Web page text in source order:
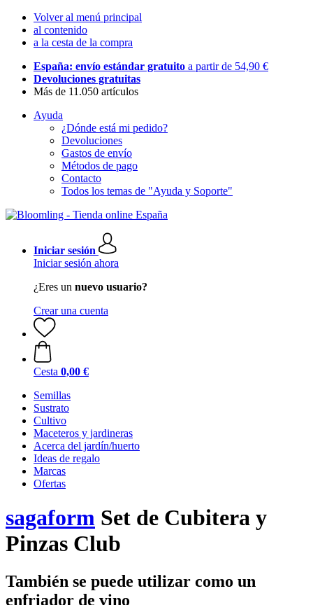
Volver al menú principal
al contenido
a la cesta de la compra
España: envío estándar gratuito a partir de 54,90 €
Devoluciones gratuitas
Más de 11.050 artículos
Ayuda
¿Dónde está mi pedido?
Devoluciones
Gastos de envío
Métodos de pago
Contacto
Todos los temas de "Ayuda y Soporte"
Iniciar sesión
Iniciar sesión ahora
¿Eres un nuevo usuario?
Crear una cuenta
Cesta 0,00 €
Semillas
Sustrato
Cultivo
Maceteros y jardineras
Acerca del jardín/huerto
Ideas de regalo
Marcas
Ofertas
sagaform Set de Cubitera y
Pinzas Club
También se puede utilizar como un
enfriador de vino